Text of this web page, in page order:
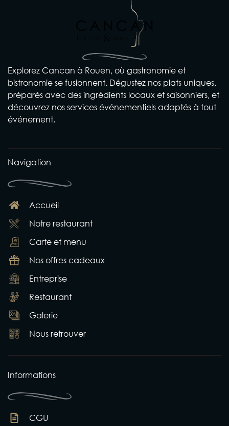
Explorez Cancan à Rouen, où gastronomie et
bistronomie se fusionnent. Dégustez nos plats uniques,
préparés avec des ingrédients locaux et saisonniers, et
découvrez nos services événementiels adaptés à tout
événement.
Navigation
Accueil
Notre restaurant
Carte et menu
Nos offres cadeaux
Entreprise
Restaurant
Galerie
Nous retrouver
Informations
CGU